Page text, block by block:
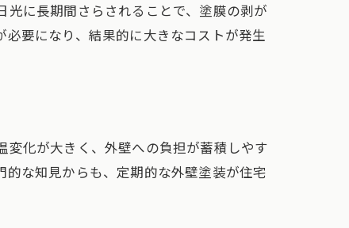
に長期間さらされることで、塗膜の剥が
要になり、結果的に大きなコストが発生
化が大きく、外壁への負担が蓄積しやす
な知見からも、定期的な外壁塗装が住宅